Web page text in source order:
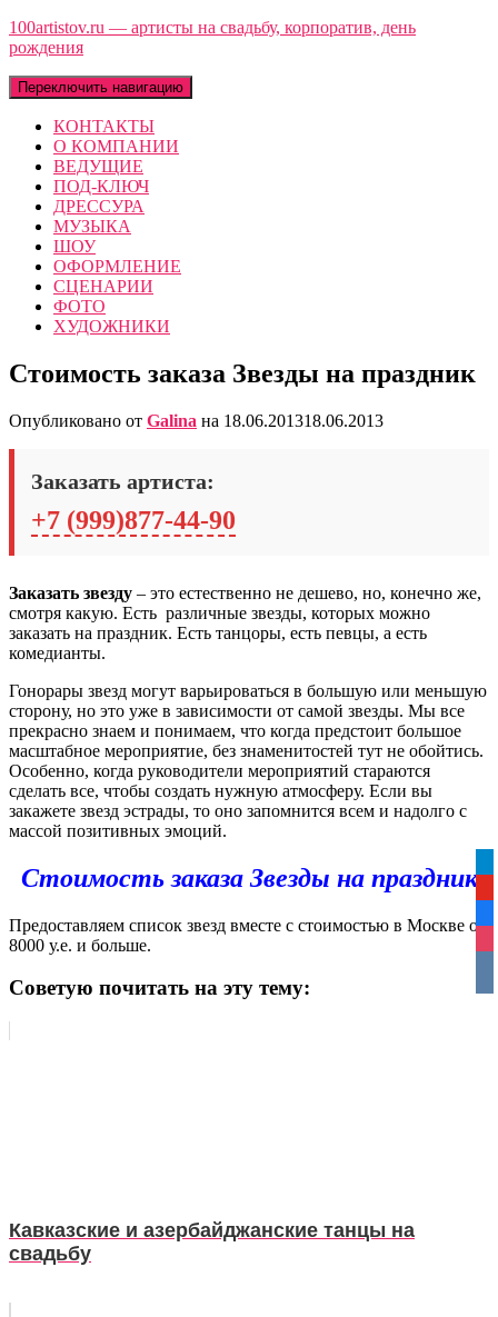
100artistov.ru — артисты на свадьбу, корпоратив, день
рождения
Переключить навигацию
КОНТАКТЫ
О КОМПАНИИ
ВЕДУЩИЕ
ПОД-КЛЮЧ
ДРЕССУРА
МУЗЫКА
ШОУ
ОФОРМЛЕНИЕ
СЦЕНАРИИ
ФОТО
ХУДОЖНИКИ
Стоимость заказа Звезды на праздник
Опубликовано от Galina на 18.06.201318.06.2013
Заказать артиста:
+7 (999)877-44-90
Заказать звезду – это естественно не дешево, но, конечно же,
смотря какую. Есть различные звезды, которых можно
заказать на праздник. Есть танцоры, есть певцы, а есть
комедианты.
Гонорары звезд могут варьироваться в большую или меньшую
сторону, но это уже в зависимости от самой звезды. Мы все
прекрасно знаем и понимаем, что когда предстоит большое
масштабное мероприятие, без знаменитостей тут не обойтись.
Особенно, когда руководители мероприятий стараются
сделать все, чтобы создать нужную атмосферу. Если вы
закажете звезд эстрады, то оно запомнится всем и надолго с
массой позитивных эмоций.
Стоимость заказа Звезды на праздник
Предоставляем список звезд вместе с стоимостью в Москве от
8000 у.е. и больше.
Советую почитать на эту тему:
Кавказские и азербайджанские танцы на
свадьбу